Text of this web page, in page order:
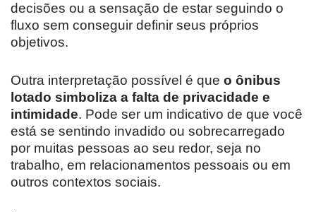
decisões ou a sensação de estar seguindo o
fluxo sem conseguir definir seus próprios
objetivos.
Outra interpretação possível é que o ônibus
lotado simboliza a falta de privacidade e
intimidade. Pode ser um indicativo de que você
está se sentindo invadido ou sobrecarregado
por muitas pessoas ao seu redor, seja no
trabalho, em relacionamentos pessoais ou em
outros contextos sociais.